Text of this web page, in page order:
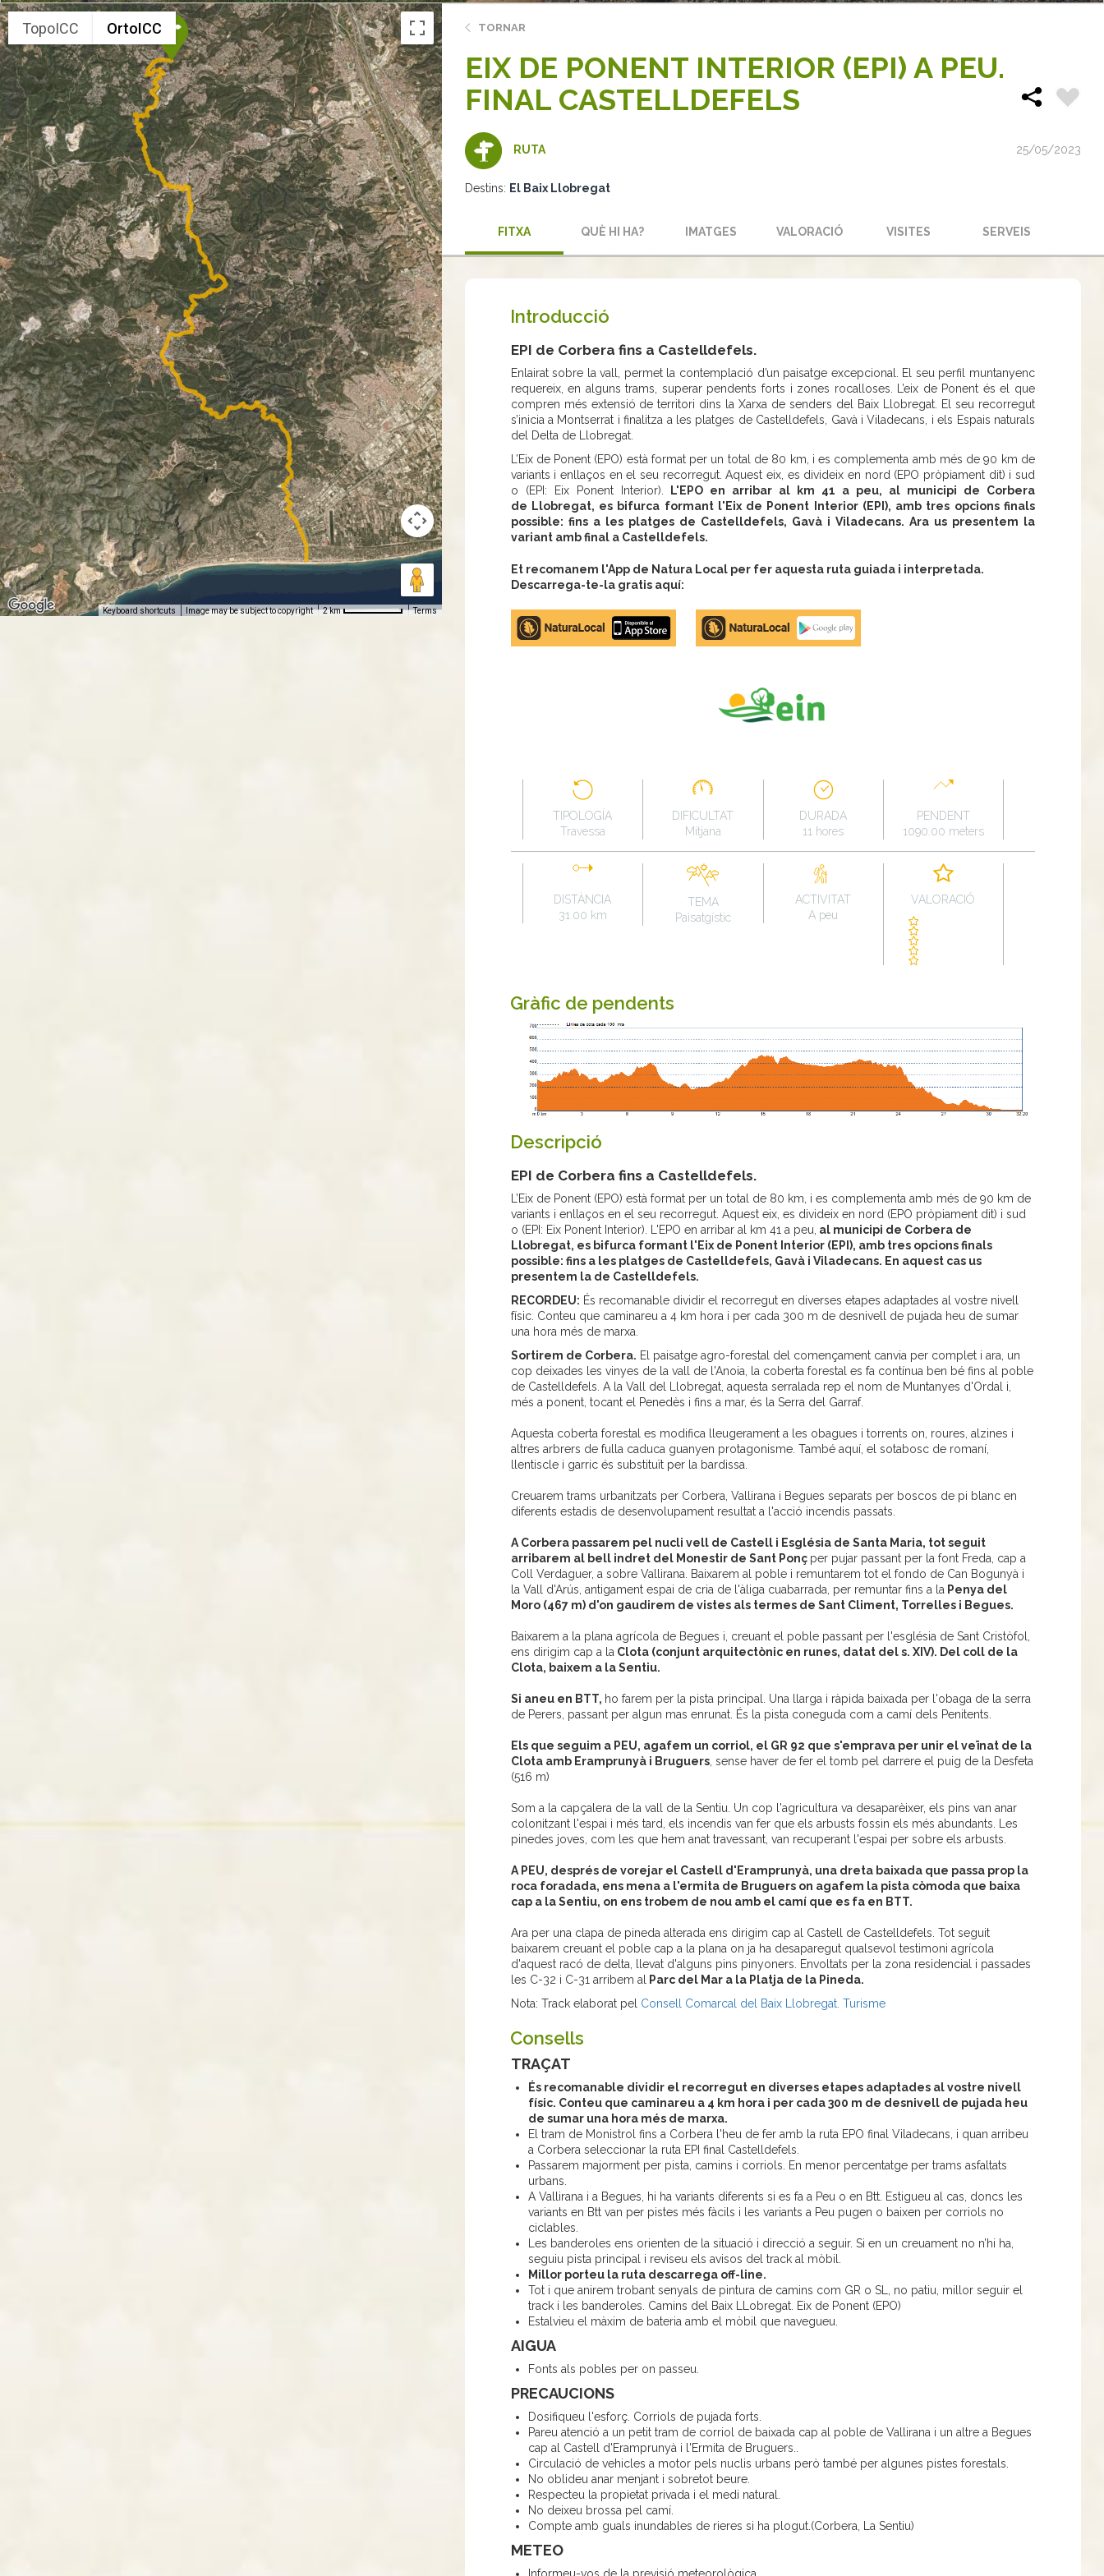
TopoICC OrtoICC
Keyboard shortcuts Image may be subject to copyright 2 km Terms
TORNAR
EIX DE PONENT INTERIOR (EPI) A PEU.
FINAL CASTELLDEFELS
RUTA 25/05/2023
Destins: El Baix Llobregat
FITXA QUÈ HI HA? IMATGES VALORACIÓ VISITES SERVEIS
Introducció
EPI de Corbera fins a Castelldefels.
Enlairat sobre la vall, permet la contemplació d’un paisatge excepcional. El seu perfil muntanyenc
requereix, en alguns trams, superar pendents forts i zones rocalloses. L’eix de Ponent és el que
compren més extensió de territori dins la Xarxa de senders del Baix Llobregat. El seu recorregut
s’inicia a Montserrat i finalitza a les platges de Castelldefels, Gavà i Viladecans, i els Espais naturals
del Delta de Llobregat.
L’Eix de Ponent (EPO) està format per un total de 80 km, i es complementa amb més de 90 km de
variants i enllaços en el seu recorregut. Aquest eix, es divideix en nord (EPO pròpiament dit) i sud
o (EPI: Eix Ponent Interior). L'EPO en arribar al km 41 a peu, al municipi de Corbera
de Llobregat, es bifurca formant l'Eix de Ponent Interior (EPI), amb tres opcions finals
possible: fins a les platges de Castelldefels, Gavà i Viladecans. Ara us presentem la
variant amb final a Castelldefels.
Et recomanem l'App de Natura Local per fer aquesta ruta guiada i interpretada.
Descarrega-te-la gratis aquí:
Apple
store
Google
Play
TIPOLOGÍA
Travessa
DIFICULTAT
Mitjana
DURADA
11 hores
PENDENT
1090.00 meters
DISTÀNCIA
31.00 km
TEMA
Paisatgístic
ACTIVITAT
A peu
VALORACIÓ
Gràfic de pendents
Descripció
EPI de Corbera fins a Castelldefels.
L’Eix de Ponent (EPO) està format per un total de 80 km, i es complementa amb més de 90 km de
variants i enllaços en el seu recorregut. Aquest eix, es divideix en nord (EPO pròpiament dit) i sud
o (EPI: Eix Ponent Interior). L'EPO en arribar al km 41 a peu, al municipi de Corbera de
Llobregat, es bifurca formant l'Eix de Ponent Interior (EPI), amb tres opcions finals
possible: fins a les platges de Castelldefels, Gavà i Viladecans. En aquest cas us
presentem la de Castelldefels.
RECORDEU: És recomanable dividir el recorregut en diverses etapes adaptades al vostre nivell
físic. Conteu que caminareu a 4 km hora i per cada 300 m de desnivell de pujada heu de sumar
una hora més de marxa.
Sortirem de Corbera. El paisatge agro-forestal del començament canvia per complet i ara, un
cop deixades les vinyes de la vall de l'Anoia, la coberta forestal es fa contínua ben bé fins al poble
de Castelldefels. A la Vall del Llobregat, aquesta serralada rep el nom de Muntanyes d'Ordal i,
més a ponent, tocant el Penedès i fins a mar, és la Serra del Garraf.
Aquesta coberta forestal es modifica lleugerament a les obagues i torrents on, roures, alzines i
altres arbrers de fulla caduca guanyen protagonisme. També aquí, el sotabosc de romaní,
llentiscle i garric és substituït per la bardissa.
Creuarem trams urbanitzats per Corbera, Vallirana i Begues separats per boscos de pi blanc en
diferents estadis de desenvolupament resultat a l'acció incendis passats.
A Corbera passarem pel nucli vell de Castell i Església de Santa Maria, tot seguit
arribarem al bell indret del Monestir de Sant Ponç per pujar passant per la font Freda, cap a
Coll Verdaguer, a sobre Vallirana. Baixarem al poble i remuntarem tot el fondo de Can Bogunyà i
la Vall d'Arús, antigament espai de cria de l'àliga cuabarrada, per remuntar fins a laPenya del
Moro (467 m) d'on gaudirem de vistes als termes de Sant Climent, Torrelles i Begues.
Baixarem a la plana agrícola de Begues i, creuant el poble passant per l'església de Sant Cristòfol,
ens dirigim cap a laClota (conjunt arquitectònic en runes, datat del s. XIV). Del coll de la
Clota, baixem a la Sentiu.
Si aneu en BTT, ho farem per la pista principal. Una llarga i ràpida baixada per l'obaga de la serra
de Perers, passant per algun mas enrunat. És la pista coneguda com a camí dels Penitents.
Els que seguim a PEU, agafem un corriol, el GR 92 que s'emprava per unir el veïnat de la
Clota amb Eramprunyà i Bruguers, sense haver de fer el tomb pel darrere el puig de la Desfeta
(516 m)
Som a la capçalera de la vall de la Sentiu. Un cop l'agricultura va desaparèixer, els pins van anar
colonitzant l'espai i més tard, els incendis van fer que els arbusts fossin els més abundants. Les
pinedes joves, com les que hem anat travessant, van recuperant l'espai per sobre els arbusts.
A PEU, després de vorejar el Castell d'Eramprunyà, una dreta baixada que passa prop la
roca foradada, ens mena a l'ermita de Bruguers on agafem la pista còmoda que baixa
cap a la Sentiu, on ens trobem de nou amb el camí que es fa en BTT.
Ara per una clapa de pineda alterada ens dirigim cap al Castell de Castelldefels. Tot seguit
baixarem creuant el poble cap a la plana on ja ha desaparegut qualsevol testimoni agrícola
d'aquest racó de delta, llevat d'alguns pins pinyoners. Envoltats per la zona residencial i passades
les C-32 i C-31 arribem alParc del Mar a la Platja de la Pineda.
Nota: Track elaborat pel Consell Comarcal del Baix Llobregat. Turisme
Consells
TRAÇAT
És recomanable dividir el recorregut en diverses etapes adaptades al vostre nivell
físic. Conteu que caminareu a 4 km hora i per cada 300 m de desnivell de pujada heu
de sumar una hora més de marxa.
El tram de Monistrol fins a Corbera l'heu de fer amb la ruta EPO final Viladecans, i quan arribeu
a Corbera seleccionar la ruta EPI final Castelldefels.
Passarem majorment per pista, camins i corriols. En menor percentatge per trams asfaltats
urbans.
A Vallirana i a Begues, hi ha variants diferents si es fa a Peu o en Btt. Estigueu al cas, doncs les
variants en Btt van per pistes més fàcils i les variants a Peu pugen o baixen per corriols no
ciclables.
Les banderoles ens orienten de la situació i direcció a seguir. Si en un creuament no n’hi ha,
seguiu pista principal i reviseu els avisos del track al mòbil.
Millor porteu la ruta descarrega off-line.
Tot i que anirem trobant senyals de pintura de camins com GR o SL, no patiu, millor seguir el
track i les banderoles. Camins del Baix LLobregat. Eix de Ponent (EPO)
Estalvieu el màxim de bateria amb el mòbil que navegueu.
AIGUA
Fonts als pobles per on passeu.
PRECAUCIONS
Dosifiqueu l'esforç. Corriols de pujada forts.
Pareu atenció a un petit tram de corriol de baixada cap al poble de Vallirana i un altre a Begues
cap al Castell d'Eramprunyà i l'Ermita de Bruguers..
Circulació de vehicles a motor pels nuclis urbans però també per algunes pistes forestals.
No oblideu anar menjant i sobretot beure.
Respecteu la propietat privada i el medi natural.
No deixeu brossa pel camí.
Compte amb guals inundables de rieres si ha plogut.(Corbera, La Sentiu)
METEO